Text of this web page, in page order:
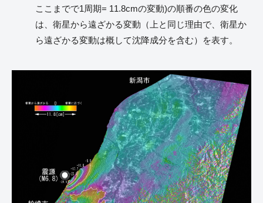
ここまでで1周期= 11.8cmの変動)の順番の色の変化
は、衛星から遠ざかる変動（上と同じ理由で、衛星か
ら遠ざかる変動は概して沈降成分を含む）を表す。